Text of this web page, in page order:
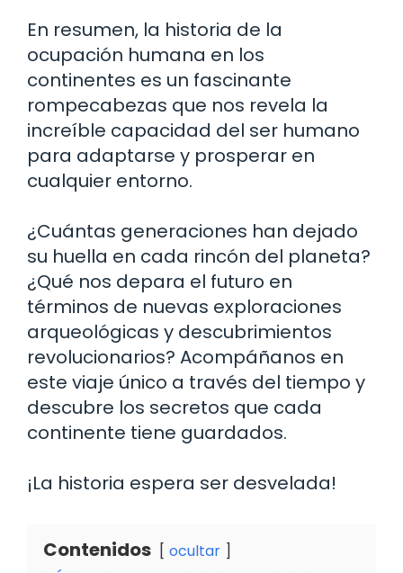
En resumen, la historia de la
ocupación humana en los
continentes es un fascinante
rompecabezas que nos revela la
increíble capacidad del ser humano
para adaptarse y prosperar en
cualquier entorno.
¿Cuántas generaciones han dejado
su huella en cada rincón del planeta?
¿Qué nos depara el futuro en
términos de nuevas exploraciones
arqueológicas y descubrimientos
revolucionarios? Acompáñanos en
este viaje único a través del tiempo y
descubre los secretos que cada
continente tiene guardados.
¡La historia espera ser desvelada!
Contenidos ocultar